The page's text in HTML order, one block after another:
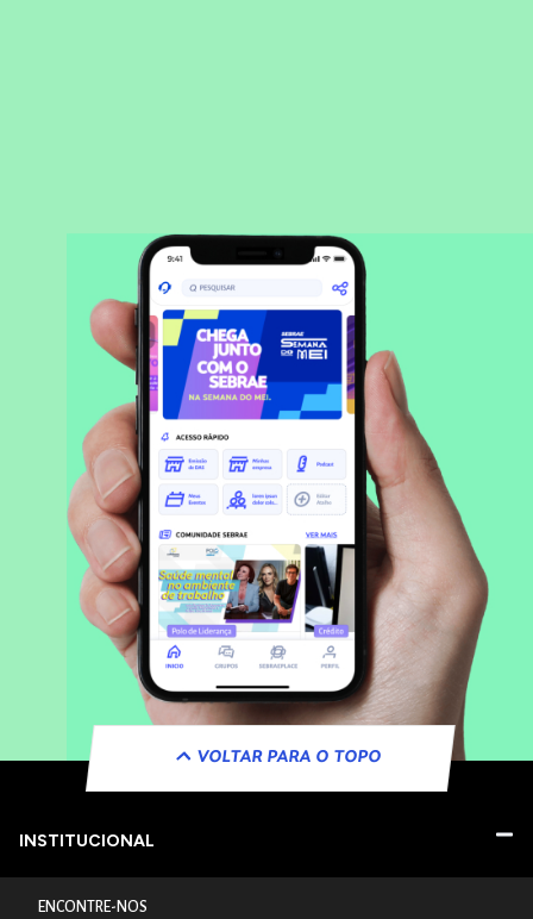
VOLTAR PARA O TOPO
INSTITUCIONAL
ENCONTRE-NOS